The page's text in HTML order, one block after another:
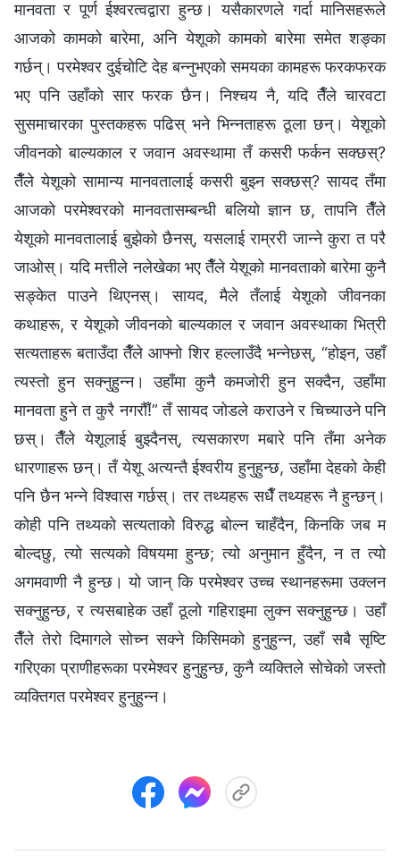
मानवता र पूर्ण ईश्‍वरत्वद्वारा हुन्छ। यसैकारणले गर्दा मानिसहरूले
आजको कामको बारेमा, अनि येशूको कामको बारेमा समेत शङ्का
गर्छन्। परमेश्‍वर दुईचोटि देह बन्‍नुभएको समयका कामहरू फरकफरक
भए पनि उहाँको सार फरक छैन। निश्‍चय नै, यदि तैँले चारवटा
सुसमाचारका पुस्तकहरू पढिस् भने भिन्‍नताहरू ठूला छन्। येशूको
जीवनको बाल्यकाल र जवान अवस्थामा तँ कसरी फर्कन सक्छस्?
तैँले येशूको सामान्य मानवतालाई कसरी बुझ्न सक्छस्? सायद तँमा
आजको परमेश्‍वरको मानवतासम्‍बन्धी बलियो ज्ञान छ, तापनि तैँले
येशूको मानवतालाई बुझेको छैनस्, यसलाई राम्ररी जान्‍ने कुरा त परै
जाओस्। यदि मत्तीले नलेखेका भए तैँले येशूको मानवताको बारेमा कुनै
सङ्केत पाउने थिएनस्। सायद, मैले तँलाई येशूको जीवनका
कथाहरू, र येशूको जीवनको बाल्यकाल र जवान अवस्थाका भित्री
सत्यताहरू बताउँदा तैँले आफ्नो शिर हल्लाउँदै भन्‍नेछस्, “होइन, उहाँ
त्यस्तो हुन सक्‍नुहुन्‍न। उहाँमा कुनै कमजोरी हुन सक्दैन, उहाँमा
मानवता हुने त कुरै नगरौँ!” तँ सायद जोडले कराउने र चिच्याउने पनि
छस्। तैँले येशूलाई बुझ्दैनस्, त्यसकारण मबारे पनि तँमा अनेक
धारणाहरू छन्। तँ येशू अत्यन्तै ईश्‍वरीय हुनुहुन्छ, उहाँमा देहको केही
पनि छैन भन्‍ने विश्‍वास गर्छस्। तर तथ्यहरू सधैँ तथ्यहरू नै हुन्छन्।
कोही पनि तथ्यको सत्यताको विरुद्ध बोल्न चाहँदैन, किनकि जब म
बोल्दछु, त्यो सत्यको विषयमा हुन्छ; त्यो अनुमान हुँदैन, न त त्यो
अगमवाणी नै हुन्छ। यो जान् कि परमेश्‍वर उच्‍च स्थानहरूमा उक्लन
सक्‍नुहुन्छ, र त्यसबाहेक उहाँ ठूलो गहिराइमा लुक्‍न सक्‍नुहुन्छ। उहाँ
तैँले तेरो दिमागले सोच्‍न सक्‍ने किसिमको हुनुहुन्‍न, उहाँ सबै सृष्टि
गरिएका प्राणीहरूका परमेश्‍वर हुनुहुन्छ, कुनै व्यक्तिले सोचेको जस्तो
व्यक्तिगत परमेश्‍वर हुनुहुन्‍न।